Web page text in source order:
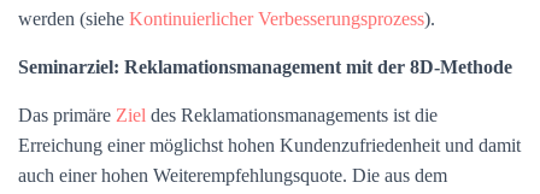
werden (siehe Kontinuierlicher Verbesserungsprozess).
Seminarziel: Reklamationsmanagement mit der 8D-Methode
Das primäre Ziel des Reklamationsmanagements ist die
Erreichung einer möglichst hohen Kundenzufriedenheit und damit
auch einer hohen Weiterempfehlungsquote. Die aus dem